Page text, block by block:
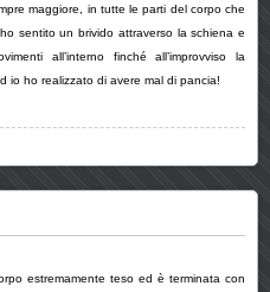
maggiore, in tutte le parti del corpo che
sentito un brivido attraverso la schiena e
all’interno finché all’improvviso la
io ho realizzato di avere mal di pancia!
estremamente teso ed è terminata con